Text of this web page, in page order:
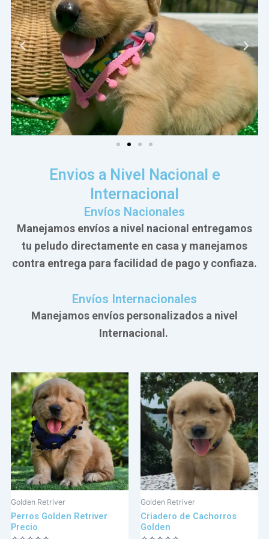
Envios a Nivel Nacional e
Internacional
Envíos Nacionales
Manejamos envíos a nivel nacional entregamos
tu peludo directamente en casa y manejamos
contra entrega para facilidad de pago y confiaza.
Envíos Internacionales
Manejamos envíos personalizados a nivel
Internacional.
Golden Retriver
Perros Golden Retriver
Precio
Golden Retriver
Criadero de Cachorros
Golden